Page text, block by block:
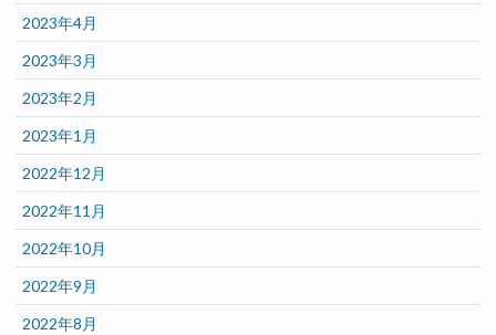
2023年4月
2023年3月
2023年2月
2023年1月
2022年12月
2022年11月
2022年10月
2022年9月
2022年8月